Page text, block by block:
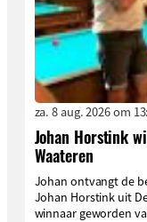
za. 8 aug. 2026 om
Johan Horstink
Waateren
Johan ontvangt de
Johan Horstink uit
winnaar geworden